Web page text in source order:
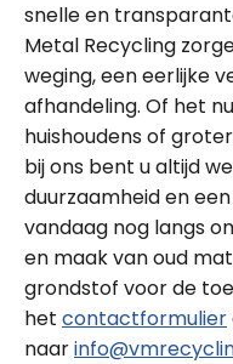
snelle en
Metal Recycling
weging, een eerlijke
afhandeling. Of het
huishoudens of
bij ons bent u altijd
duurzaamheid en
vandaag nog langs
en maak van oud
grondstof voor de
het contactformulier
naar